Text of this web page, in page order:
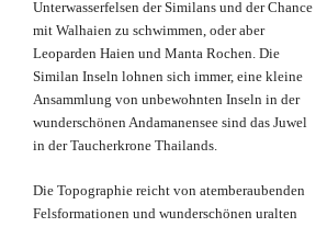
Unterwasserfelsen der Similans und der Chance
mit Walhaien zu schwimmen, oder aber
Leoparden Haien und Manta Rochen. Die
Similan Inseln lohnen sich immer, eine kleine
Ansammlung von unbewohnten Inseln in der
wunderschönen Andamanensee sind das Juwel
in der Taucherkrone Thailands.
Die Topographie reicht von atemberaubenden
Felsformationen und wunderschönen uralten